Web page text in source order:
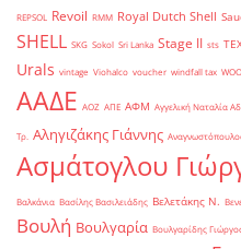
REPSOL Revoil RMM Royal Dutch Shell
SHELL SKG Sokol Sri Lanka Stage II sts
Urals vintage Viohalco voucher windfall tax
ΑΑΔΕ ΑΟΖ ΑΠΕ ΑΦΜ Αγγελική Ναταλία
Τρ. Αληγιζάκης Γιάννης
Ασμάτογλου
Βαλκάνια Βασίλης Βασιλειάδης Βελετάκης Ν.
Βουλή Βουλγαρία Βουλγαρίδης